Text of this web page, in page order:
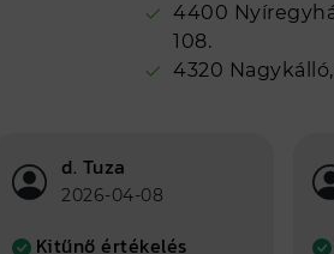
4400
108.
4320
d. Tuza
2026-04-08
Kitűnő értékelés